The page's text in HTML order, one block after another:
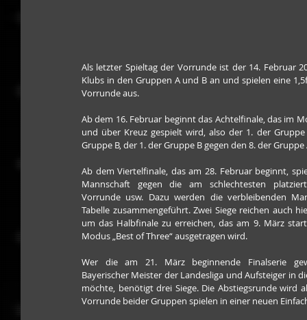
Als letzter Spieltag der Vorrunde ist der 14. Februar
Klubs in den Gruppen A und B an und spielen eine
Vorrunde aus.
Ab dem 16. Februar beginnt das Achtelfinale, das im
und über Kreuz gespielt wird, also der 1. der
Gruppe B, der 1. der Gruppe B gegen den 8. der Gruppe
Ab dem Viertelfinale, das am 28. Februar beginnt,
Mannschaft gegen die am schlechtesten
Vorrunde usw. Dazu werden die verbleibenden
Tabelle zusammengeführt. Zwei Siege reichen auch
um das Halbfinale zu erreichen, das am 9. März
Modus „Best of Three“ ausgetragen wird.
Wer die am 21. März beginnende Finalserie
Bayerischer Meister der Landesliga und Aufsteiger in
möchte, benötigt drei Siege. Die Abstiegsrunde wird
Vorrunde beider Gruppen spielen in einer neuen